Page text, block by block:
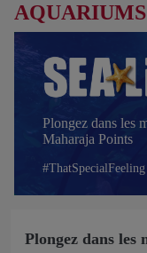
AQUARIUMS
Plongez dans les
Maharaja Points
#ThatSpecialFeeling
Plongez dans les